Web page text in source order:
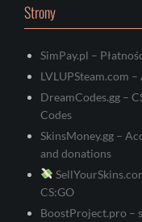
Strony
SimPay.pl –
LVLUPSteam.com
DreamCodes.gg –
Codes
SkinsMoney.gg –
and donations
CS:GO
BoostProject.pro –